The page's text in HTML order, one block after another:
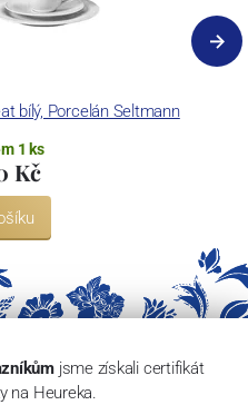
bílý, Porcelán Seltmann
1 ks
Kč
jsme získali certifikát
na Heureka.